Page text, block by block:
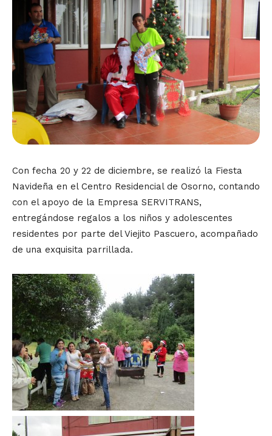
Con fecha 20 y 22 de diciembre, se realizó la Fiesta
Navideña en el Centro Residencial de Osorno, contando
con el apoyo de la Empresa SERVITRANS,
entregándose regalos a los niños y adolescentes
residentes por parte del Viejito Pascuero, acompañado
de una exquisita parrillada.